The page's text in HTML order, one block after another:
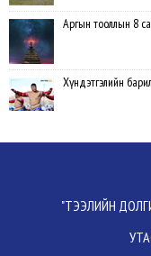
Аргын тооллын 8
Хүндэтгэлийн
Улсын цол, чимэг
Үндэсний сурын
"ТЭЭЛИЙН